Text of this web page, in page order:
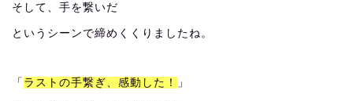
そして、手を繋いだ
というシーンで締めくくりましたね。
「 ラストの手繋ぎ、感動した！ 」